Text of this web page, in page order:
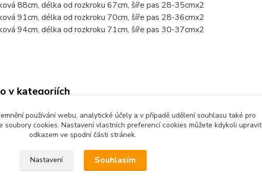
88cm, délka od rozkroku 67cm, šíře pas 28-35cmx2
91cm, délka od rozkroku 70cm, šíře pas 28-36cmx2
94cm, délka od rozkroku 71cm, šíře pas 30-37cmx2
v kategoriích
Dětské kalhoty
používání webu, analytické účely a v případě udělení souhlasu také pro
soubory cookies. Nastavení vlastních preferencí cookies můžete kdykoli upravit
odkazem ve spodní části stránek.
Nastavení Souhlasím